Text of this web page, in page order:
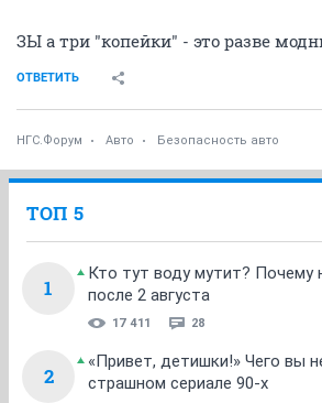
ЗЫ а три "копейки" - это разве
ОТВЕТИТЬ
НГС.Форум Авто Безопасность авто
ТОП 5
1
Кто тут воду мутит? Почему
после 2 августа
17 411 28
2
«Привет, детишки!» Чего вы
страшном сериале 90-х